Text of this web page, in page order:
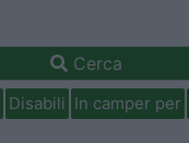
Cerca
Disabili In camper per